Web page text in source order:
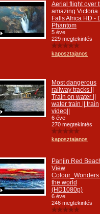
Aerial flight over
amazing Victoria
Falls Africa HD -
Phantom
5 éve
229 megtekintés
kaposztajanos
Most dangerous
railway tracks ||
Train on water ||
water train || train
video||
6 éve
270 megtekintés
kaposztajanos
Panjin Red
View
Colour_Wonders
the world
(HD1080p)
6 éve
246 megtekintés